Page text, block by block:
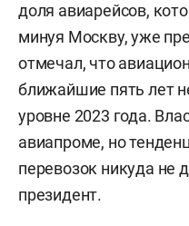
доля авиарейсов,
минуя Москву, уже
отмечал, что
ближайшие пять лет
уровне 2023 года.
авиапроме, но
перевозок никуда не
президент.